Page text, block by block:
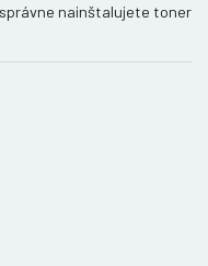
nainštalujete toner